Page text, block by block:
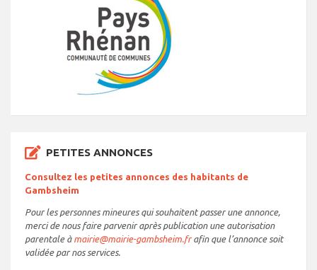
PETITES ANNONCES
Consultez les petites annonces des habitants de
Gambsheim
Pour les personnes mineures qui souhaitent passer une annonce,
merci de nous faire parvenir après publication une autorisation
parentale à mairie@mairie-gambsheim.frafin que l’annonce soit
validée par nos services.